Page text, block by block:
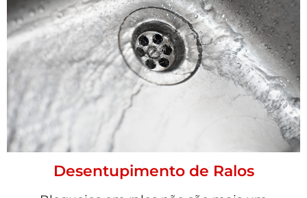
Desentupimento de Ralos